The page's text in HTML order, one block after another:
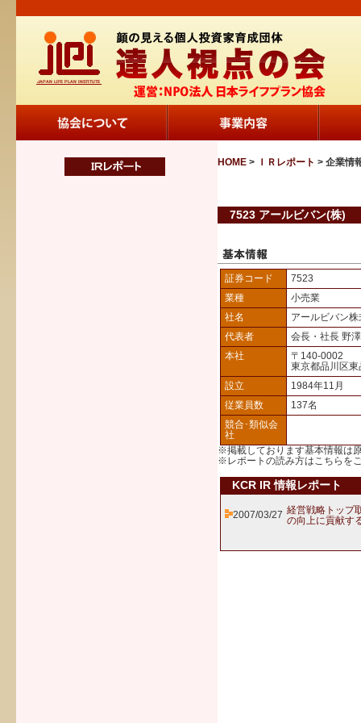
HOME > ＩＲレポート > 企業情
7523 アールビバン(株)
証券コード
7523
業種
小売業
社名
アールビバン
代表者
会長・社長 野
本社
〒140-0002
東京都品川区
設立
1984年11月
従業員数
137名
競合･類似会
社
※掲載しております基本情報は
※レポートの読み方はこちら を
KCR IR 情報レポート
2007/03/27 経営戦略トップ
の向上に貢献す